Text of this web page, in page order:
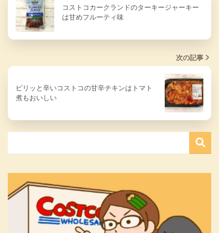
コストコカークランドのターキージャーキー
は甘めフルーティ味
次の記事
ピリッと辛いコストコの甘辛チキンはトマト
煮もおいしい